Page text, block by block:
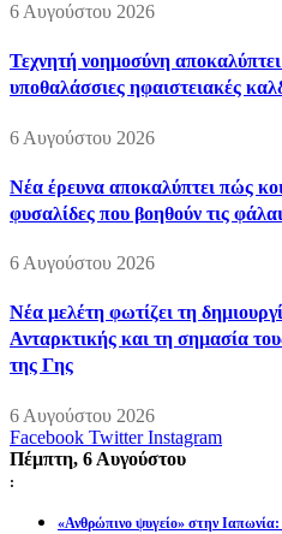
6 Αυγούστου 2026
Τεχνητή νοημοσύνη
υποθαλάσσιες ηφαιστειακές
6 Αυγούστου 2026
Νέα έρευνα αποκαλύπτει πώς
φυσαλίδες που βοηθούν τις
6 Αυγούστου 2026
Νέα μελέτη φωτίζει τη
Ανταρκτικής και τη σημασία
της Γης
6 Αυγούστου 2026
Facebook Twitter Instagram
Πέμπτη, 6 Αυγούστου
:
«Ανθρώπινο ψυγείο» στην